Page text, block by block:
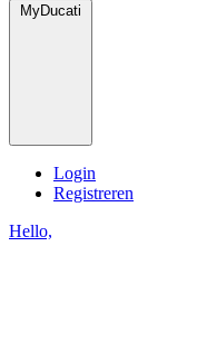
MyDucati
Login
Registreren
Hello,